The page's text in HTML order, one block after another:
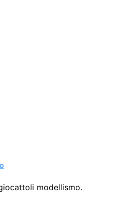
modellismo.